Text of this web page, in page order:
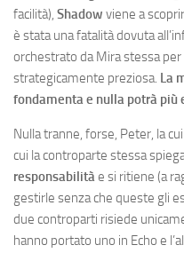
facilità), Shadow viene a
è stata una fatalità dovuta
orchestrato da Mira stessa
strategicamente preziosa. La
fondamenta e nulla potrà più
Nulla tranne, forse, Peter, la
cui la controparte stessa
responsabilitàe si ritiene (a
gestirle senza che queste gli
due controparti risiede
hanno portato uno in Echo e